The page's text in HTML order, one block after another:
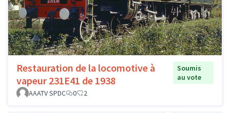
Restauration de la locomotive à
vapeur 231E41 de 1938
Soumis
au vote
AAATV SPDC
0 2